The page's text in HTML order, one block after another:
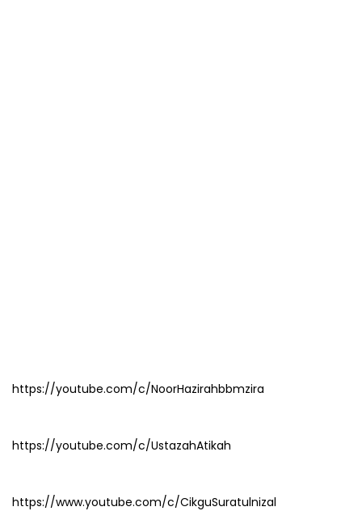
https://youtube.com/c/NoorHazirahbbmzira
https://youtube.com/c/UstazahAtikah
https://www.youtube.com/c/CikguSuratulnizal